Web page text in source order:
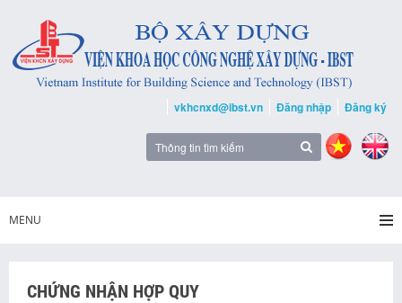
vkhcnxd@ibst.vn Đăng nhập Đăng ký
MENU
CHỨNG NHẬN HỢP QUY